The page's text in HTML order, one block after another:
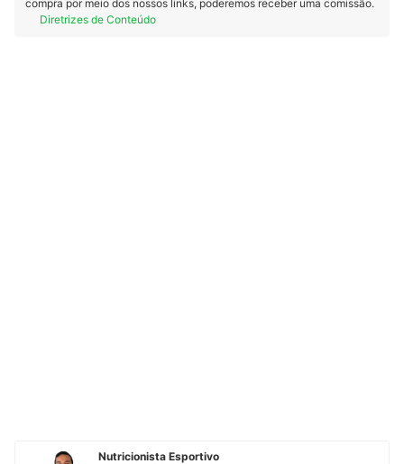
compra por meio dos nossos links, poderemos receber uma comissão.
Diretrizes de Conteúdo
Nutricionista Esportivo